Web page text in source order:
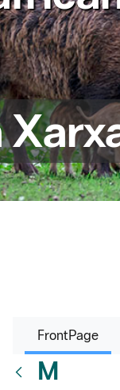
FrontPage
M